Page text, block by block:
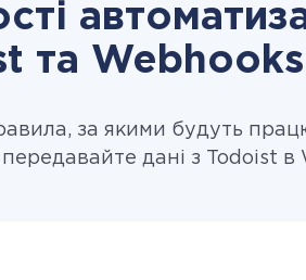
та Webhooks
за якими будуть
дані з Todoist в